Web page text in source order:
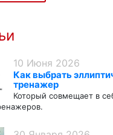
10 Июня 2026
Как выбрать
тренажер
Который совмещает в